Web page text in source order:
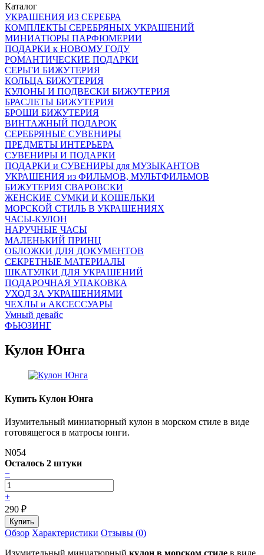
Каталог
УКРАШЕНИЯ ИЗ СЕРЕБРА
КОМПЛЕКТЫ СЕРЕБРЯНЫХ УКРАШЕНИЙ
МИНИАТЮРЫ ПАРФЮМЕРИИ
ПОДАРКИ к НОВОМУ ГОДУ
РОМАНТИЧЕСКИЕ ПОДАРКИ
СЕРЬГИ БИЖУТЕРИЯ
КОЛЬЦА БИЖУТЕРИЯ
КУЛОНЫ И ПОДВЕСКИ БИЖУТЕРИЯ
БРАСЛЕТЫ БИЖУТЕРИЯ
БРОШИ БИЖУТЕРИЯ
ВИНТАЖНЫЙ ПОДАРОК
СЕРЕБРЯНЫЕ СУВЕНИРЫ
ПРЕДМЕТЫ ИНТЕРЬЕРА
СУВЕНИРЫ И ПОДАРКИ
ПОДАРКИ и СУВЕНИРЫ для МУЗЫКАНТОВ
УКРАШЕНИЯ из ФИЛЬМОВ, МУЛЬТФИЛЬМОВ
БИЖУТЕРИЯ СВАРОВСКИ
ЖЕНСКИЕ СУМКИ И КОШЕЛЬКИ
МОРСКОЙ СТИЛЬ В УКРАШЕНИЯХ
ЧАСЫ-КУЛОН
НАРУЧНЫЕ ЧАСЫ
МАЛЕНЬКИЙ ПРИНЦ
ОБЛОЖКИ ДЛЯ ДОКУМЕНТОВ
СЕКРЕТНЫЕ МАТЕРИАЛЫ
ШКАТУЛКИ ДЛЯ УКРАШЕНИЙ
ПОДАРОЧНАЯ УПАКОВКА
УХОД ЗА УКРАШЕНИЯМИ
ЧEХЛЫ и АКСЕССУАРЫ
Умный девайс
ФЬЮЗИНГ
Кулон Юнга
Купить Кулон Юнга
Изумительный миниатюрный кулон в морском стиле в виде
готовящегося в матросы юнги.
N054
Осталось 2 штуки
−
+
290 ₽
Обзор Характеристики Отзывы (0)
Изумительный миниатюрный кулон в морском стиле в виде